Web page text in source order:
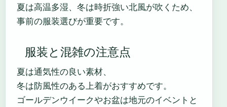
夏は高温多湿、冬は時折強い北風が吹くため、
事前の服装選びが重要です。
服装と混雑の注意点
夏は通気性の良い素材、
冬は防風性のある上着がおすすめです。
ゴールデンウイークやお盆は地元のイベントと